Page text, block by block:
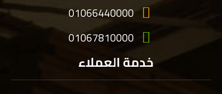
01066440000
01067810000
خدمة العملاء